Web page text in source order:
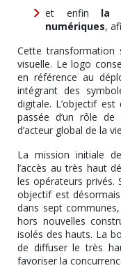
et enfin la
numériques,
Cette transformation
visuelle. Le logo
en référence au
intégrant des
digitale. L’objectif
passée d’un rôle de
d’acteur global de la
La mission initiale
l’accès au très haut
les opérateurs privés.
objectif est
dans sept
hors nouvelles
isolés des hauts. La
de diffuser le très
favoriser la